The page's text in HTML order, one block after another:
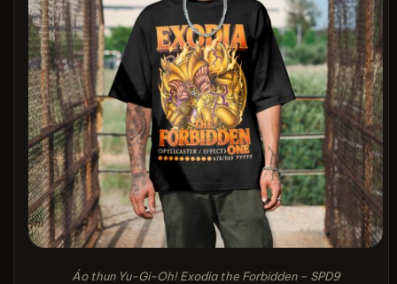
Áo thun Yu-Gi-Oh! Exodia the Forbidden – SPD9